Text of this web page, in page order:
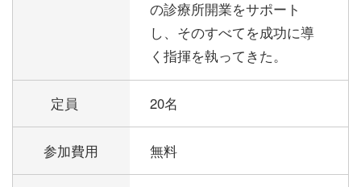
の診療所開業をサポート
し、そのすべてを成功に導
く指揮を執ってきた。
定員 20名
参加費用 無料